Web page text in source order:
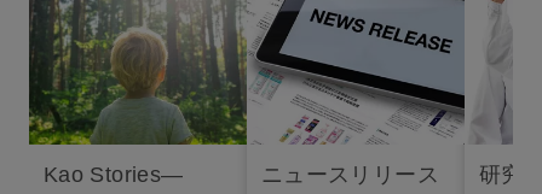
Kao Stories―
ニュースリリース
研究